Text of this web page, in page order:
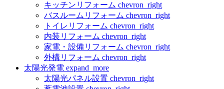
キッチンリフォーム chevron_right
バスルームリフォーム chevron_right
トイレリフォーム chevron_right
内装リフォーム chevron_right
家電・設備リフォーム chevron_right
外構リフォーム chevron_right
太陽光発電 expand_more
太陽光パネル設置 chevron_right